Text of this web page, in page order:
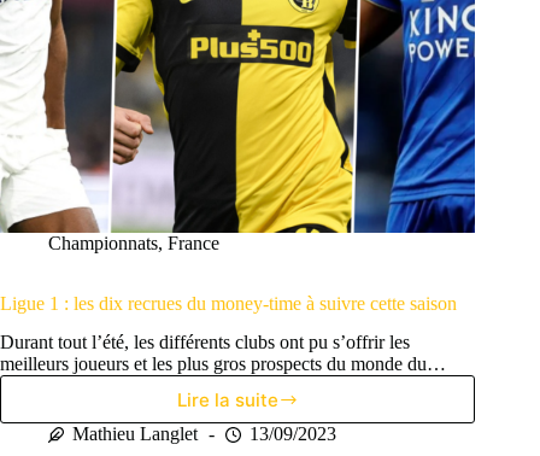
Championnats, France
Ligue 1 : les dix recrues du money-time à suivre cette saison
Durant tout l’été, les différents clubs ont pu s’offrir les
meilleurs joueurs et les plus gros prospects du monde du…
Lire la suite
Ligue
1
Mathieu Langlet 13/09/2023